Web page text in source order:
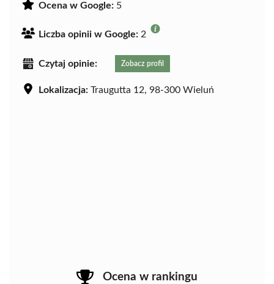
Ocena w Google: 5
Liczba opinii w Google: 2
Czytaj opinie: Zobacz profil
Lokalizacja: Traugutta 12, 98-300 Wieluń
Ocena w rankingu